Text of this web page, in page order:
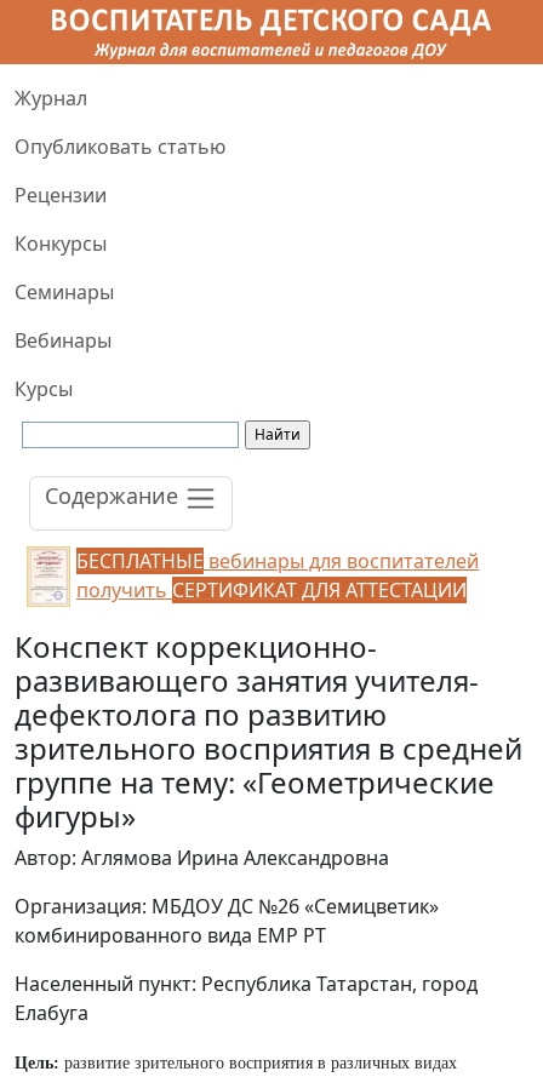
Журнал
Опубликовать статью
Рецензии
Конкурсы
Семинары
Вебинары
Курсы
Содержание
БЕСПЛАТНЫЕ вебинары для воспитателей
получить СЕРТИФИКАТ ДЛЯ АТТЕСТАЦИИ
Конспект коррекционно-
развивающего занятия учителя-
дефектолога по развитию
зрительного восприятия в средней
группе на тему: «Геометрические
фигуры»
Автор: Аглямова Ирина Александровна
Организация: МБДОУ ДС №26 «Семицветик»
комбинированного вида ЕМР РТ
Населенный пункт: Республика Татарстан, город
Елабуга
Цель: развитие зрительного восприятия в различных видах